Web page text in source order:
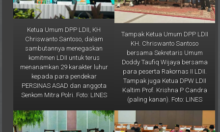
Ketua Umum DPP LDII, KH
Chriswanto Santoso, dalam
sambutannya menegaskan
komitmen LDII untuk terus
menanamkan 29 karakter luhur
kepada para pendekar
PERSINAS ASAD dan anggota
Senkom Mitra Polri. Foto: LINES
Tampak Ketua Umum DPP LDII
KH. Chriswanto Santoso
bersama Sekretaris Umum
Doddy Taufiq Wijaya bersama
para peserta Rakornas II LDII.
Tampak juga Ketua DPW LDII
Kaltim Prof. Krishna P Candra
(paling kanan). Foto: LINES